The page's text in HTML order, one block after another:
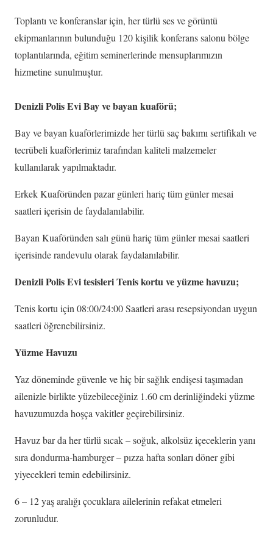
Toplantı ve konferanslar için, her türlü ses ve görüntü
ekipmanlarının bulunduğu 120 kişilik konferans salonu bölge
toplantılarında, eğitim seminerlerinde mensuplarımızın
hizmetine sunulmuştur.
Denizli Polis Evi Bay ve bayan kuaförü;
Bay ve bayan kuaförlerimizde her türlü saç bakımı sertifikalı ve
tecrübeli kuaförlerimiz tarafından kaliteli malzemeler
kullanılarak yapılmaktadır.
Erkek Kuaföründen pazar günleri hariç tüm günler mesai
saatleri içerisin de faydalanılabilir.
Bayan Kuaföründen salı günü hariç tüm günler mesai saatleri
içerisinde randevulu olarak faydalanılabilir.
Denizli Polis Evi tesisleri Tenis kortu ve yüzme havuzu;
Tenis kortu için 08:00/24:00 Saatleri arası resepsiyondan uygun
saatleri öğrenebilirsiniz.
Yüzme Havuzu
Yaz döneminde güvenle ve hiç bir sağlık endişesi taşımadan
ailenizle birlikte yüzebileceğiniz 1.60 cm derinliğindeki yüzme
havuzumuzda hoşça vakitler geçirebilirsiniz.
Havuz bar da her türlü sıcak – soğuk, alkolsüz içeceklerin yanı
sıra dondurma-hamburger – pızza hafta sonları döner gibi
yiyecekleri temin edebilirsiniz.
6 – 12 yaş aralığı çocuklara ailelerinin refakat etmeleri
zorunludur.